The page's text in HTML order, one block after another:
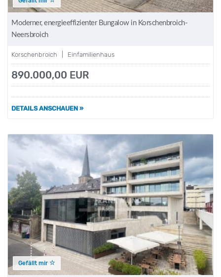
Moderner, energieeffizienter Bungalow in Korschenbroich-
Neersbroich
Korschenbroich | Einfamilienhaus
890.000,00 EUR
DETAILS ANSCHAUEN »
Gefällt mir